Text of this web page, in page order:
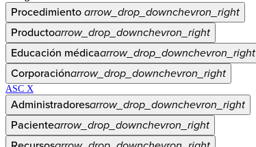
Procedimientoarrow_drop_downchevron_right
Productoarrow_drop_downchevron_right
Educación médicaarrow_drop_downchevron_right
Corporaciónarrow_drop_downchevron_right
ASC X
Administradoresarrow_drop_downchevron_right
Pacientearrow_drop_downchevron_right